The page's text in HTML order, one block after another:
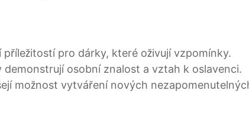
příležitostí pro dárky, které oživují vzpomínky.
demonstrují osobní znalost a vztah k oslavenci.
možnost vytváření nových